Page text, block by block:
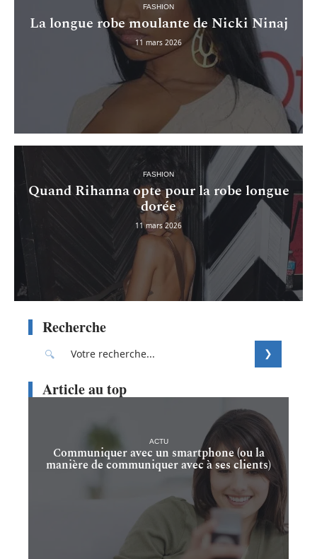
FASHION
La longue robe moulante de Nicki Ninaj
11 mars 2026
FASHION
Quand Rihanna opte pour la robe longue
dorée
11 mars 2026
Recherche
Article au top
ACTU
Communiquer avec un smartphone (ou la
manière de communiquer avec à ses clients)